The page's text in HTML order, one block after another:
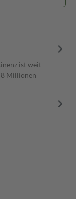
ist weit
Millionen